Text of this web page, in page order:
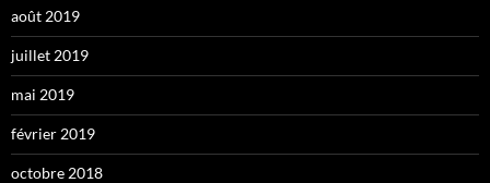
août 2019
juillet 2019
mai 2019
février 2019
octobre 2018